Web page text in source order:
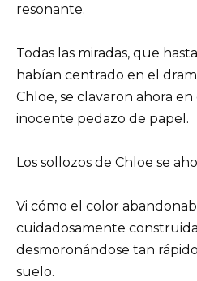
resonante.
Todas las miradas, que
habían centrado en el
Chloe, se clavaron ahora
inocente pedazo de papel.
Los sollozos de Chloe se
Vi cómo el color
cuidadosamente
desmoronándose tan
suelo.